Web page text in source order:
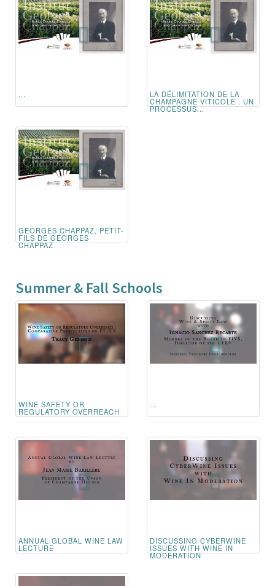
... LA DÉLIMITATION DE LA
CHAMPAGNE VITICOLE : UN
PROCESSUS...
GEORGES CHAPPAZ, PETIT-
FILS DE GEORGES
CHAPPAZ
Summer & Fall Schools
WINE SAFETY OR
REGULATORY OVERREACH
...
ANNUAL GLOBAL WINE LAW
LECTURE
DISCUSSING CYBERWINE
ISSUES WITH WINE IN
MODERATION